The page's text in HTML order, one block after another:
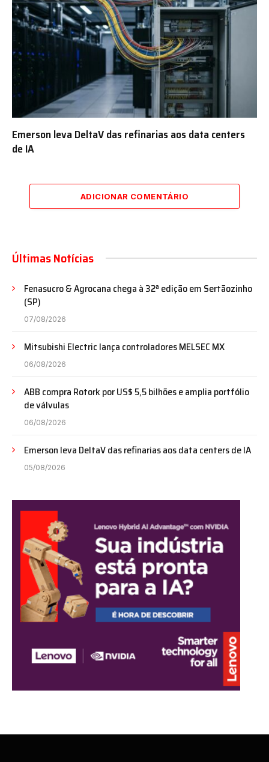
Emerson leva DeltaV das refinarias aos data centers
de IA
ADICIONAR COMENTÁRIO
Últimas Notícias
Fenasucro & Agrocana chega à 32ª edição em Sertãozinho
(SP)
07/08/2026
Mitsubishi Electric lança controladores MELSEC MX
06/08/2026
ABB compra Rotork por US$ 5,5 bilhões e amplia portfólio
de válvulas
06/08/2026
Emerson leva DeltaV das refinarias aos data centers de IA
05/08/2026